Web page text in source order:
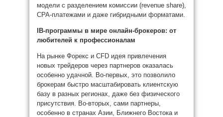
модели с разделением комиссии (revenue share),
CPA-платежами и даже гибридными форматами.
IB-программы в мире онлайн-брокеров: от
любителей к профессионалам
На рынке Форекс и CFD идея привлечения
новых трейдеров через партнеров оказалась
особенно удачной. Во-первых, это позволило
брокерам быстро масштабировать клиентскую
базу в разных регионах, даже без физического
присутствия. Во-вторых, сами партнеры,
особенно в странах Азии, Ближнего Востока и